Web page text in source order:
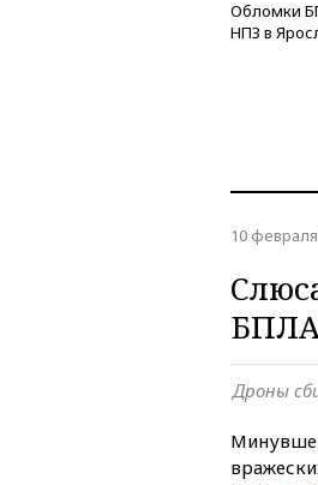
Обломки
НПЗ в
10
БПЛА
Дроны